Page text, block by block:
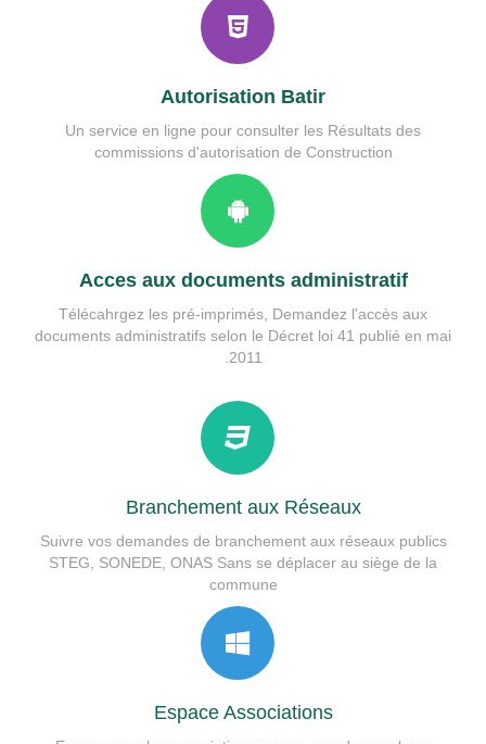
Autorisation Batir
Un service en ligne pour consulter les Résultats des
commissions d'autorisation de Construction
Acces aux documents administratif
Télécahrgez les pré-imprimés, Demandez l'accès aux
documents administratifs selon le Décret loi 41 publié en mai
2011.
Branchement aux Réseaux
Suivre vos demandes de branchement aux réseaux publics
STEG, SONEDE, ONAS Sans se déplacer au siège de la
commune
Espace Associations